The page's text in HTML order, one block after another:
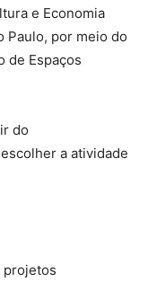
e Economia
Paulo, por meio do
de Espaços
do
a atividade
projetos